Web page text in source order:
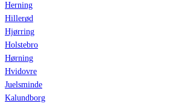
Herning
Hillerød
Hjørring
Holstebro
Hørning
Hvidovre
Juelsminde
Kalundborg